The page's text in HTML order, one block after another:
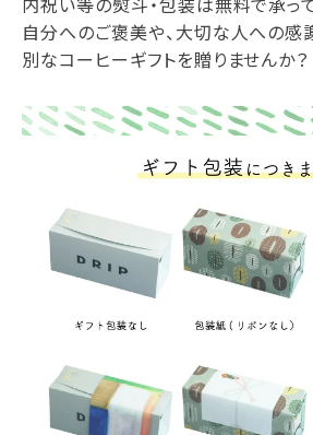
自分へのご褒美や、大切な人への感
別なコーヒーギフトを贈りませんか？